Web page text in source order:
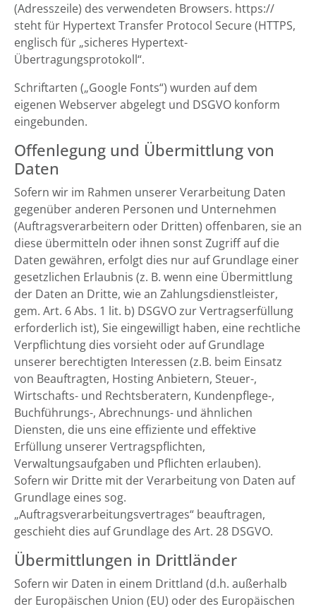
(Adresszeile) des verwendeten Browsers. https://
steht für Hypertext Transfer Protocol Secure (HTTPS,
englisch für „sicheres Hypertext-
Übertragungsprotokoll“.
Schriftarten („Google Fonts“) wurden auf dem
eigenen Webserver abgelegt und DSGVO konform
eingebunden.
Offenlegung und Übermittlung von
Daten
Sofern wir im Rahmen unserer Verarbeitung Daten
gegenüber anderen Personen und Unternehmen
(Auftragsverarbeitern oder Dritten) offenbaren, sie an
diese übermitteln oder ihnen sonst Zugriff auf die
Daten gewähren, erfolgt dies nur auf Grundlage einer
gesetzlichen Erlaubnis (z. B. wenn eine Übermittlung
der Daten an Dritte, wie an Zahlungsdienstleister,
gem. Art. 6 Abs. 1 lit. b) DSGVO zur Vertragserfüllung
erforderlich ist), Sie eingewilligt haben, eine rechtliche
Verpflichtung dies vorsieht oder auf Grundlage
unserer berechtigten Interessen (z.B. beim Einsatz
von Beauftragten, Hosting Anbietern, Steuer-,
Wirtschafts- und Rechtsberatern, Kundenpflege-,
Buchführungs-, Abrechnungs- und ähnlichen
Diensten, die uns eine effiziente und effektive
Erfüllung unserer Vertragspflichten,
Verwaltungsaufgaben und Pflichten erlauben).
Sofern wir Dritte mit der Verarbeitung von Daten auf
Grundlage eines sog.
„Auftragsverarbeitungsvertrages“ beauftragen,
geschieht dies auf Grundlage des Art. 28 DSGVO.
Übermittlungen in Drittländer
Sofern wir Daten in einem Drittland (d.h. außerhalb
der Europäischen Union (EU) oder des Europäischen